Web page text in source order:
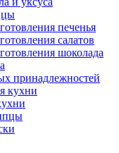
печенья
салатов
шоколада
принадлежностей
кухни